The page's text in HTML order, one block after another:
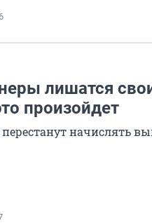
лишатся
произойдет
начислять